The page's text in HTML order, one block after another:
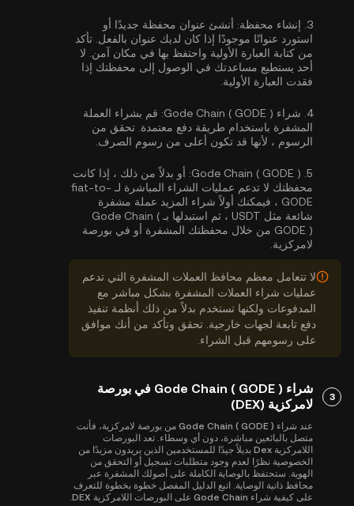
3. إنشاء محفظة: أنشئ عنوان محفظة جديدًا أو
استورد عنوانًا موجودًا إذا كان لديك عنوان بالفعل. تأكد
من كتابة العبارة الأولية واحتفظ بها في مكان آمن. لا
أحد يستطيع مساعدتك في الوصول إلى محفظتك إذا
فقدت العبارة الأولية.
4. شراء Gode Chain ( GODE ):
قم بشراء العملة
المشفرة باستخدام طريقة دفع معتمدة. تحقق من
الرسوم ، لأنها قد تكون أعلى من رسوم الصرف.
5.
Gode Chain ( GODE ): أو بدلاً من ذلك ، إذا كانت
محفظتك لا تدعم عمليات الشراء المباشرة لـ fiat-to-
GODE ، فيمكنك أولاً شراء المزيد عملة مشفرة
شائعة مثل USDT ، ثم استبدلها بـ Gode Chain (
GODE ) من خلال محفظتك المشفرة أو في بورصة
لامركزية.
لا تتعامل معظم محافظ العملات المشفرة التي تدعم
عمليات شراء العملات المشفرة بشكل مباشر مع
المدفوعات ولكنها تستخدم بدلاً من ذلك أنظمة تنفيذ
دفع تابعة لجهات خارجية. تحقق وتأكد من أنك موافق
على رسومهم قبل الشراء.
3
شراء Gode Chain ( GODE ) في بورصة
لامركزية (DEX)
عند شراء Gode Chain ( GODE ) من بورصة لامركزية، فأنت
متصل بالبائعين مباشرة، دون أي وسطاء. تعد البورصات
اللامركزية Dex بديلاً جيدًا للمستخدمين الذين يريدون مزيدًا من
الخصوصية نظرًا لعدم وجود متطلبات تسجيل أو التحقق من
الهوية. ستحتفظ بالوصاية الكاملة على أصولك المشفرة عبر
محافظ ذاتية الوصاية. اتبع الدليل المفصل خطوة بخطوة للتعرف
على كيفية شراء Gode Chain على البورصات اللامركزية DEX.